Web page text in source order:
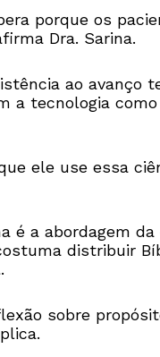
porque os
Dra. Sarina.
ao avanço
a tecnologia
ele use essa
é a abordagem
distribuir
sobre